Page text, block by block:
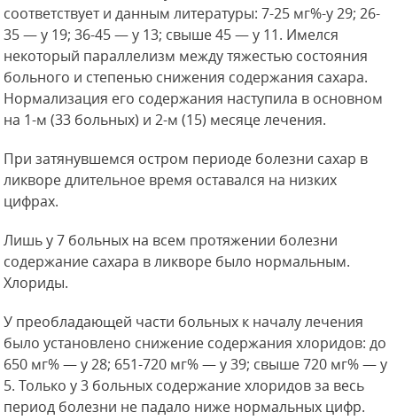
соответствует и данным литературы: 7-25 мг%-у 29; 26-
35 — у 19; 36-45 — у 13; свыше 45 — у 11. Имелся
некоторый параллелизм между тяжестью состояния
больного и степенью снижения содержания сахара.
Нормализация его содержания наступила в основном
на 1-м (33 больных) и 2-м (15) месяце лечения.
При затянувшемся остром периоде болезни сахар в
ликворе длительное время оставался на низких
цифрах.
Лишь у 7 больных на всем протяжении болезни
содержание сахара в ликворе было нормальным.
Хлориды.
У преобладающей части больных к началу лечения
было установлено снижение содержания хлоридов: до
650 мг% — у 28; 651-720 мг% — у 39; свыше 720 мг% — у
5. Только у 3 больных содержание хлоридов за весь
период болезни не падало ниже нормальных цифр.